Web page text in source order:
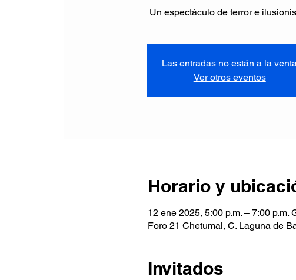
Un espectáculo de terror e
Las entradas no están a la
Ver otros eventos
Horario y
12 ene 2025, 5:00 p.m. – 7:00 p.m.
Foro 21 Chetumal, C. Laguna de
Invitados